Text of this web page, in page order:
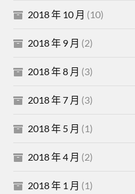
2018 年 10 月 (10)
2018 年 9 月 (2)
2018 年 8 月 (3)
2018 年 7 月 (3)
2018 年 5 月 (1)
2018 年 4 月 (2)
2018 年 1 月 (1)